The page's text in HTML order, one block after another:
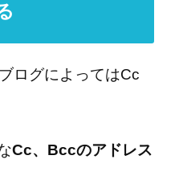
ログによってはCc
Cc、Bccのアドレス